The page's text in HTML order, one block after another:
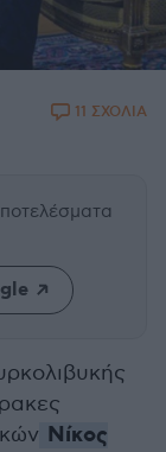
11 ΣΧΟΛΙΑ
Νίκος